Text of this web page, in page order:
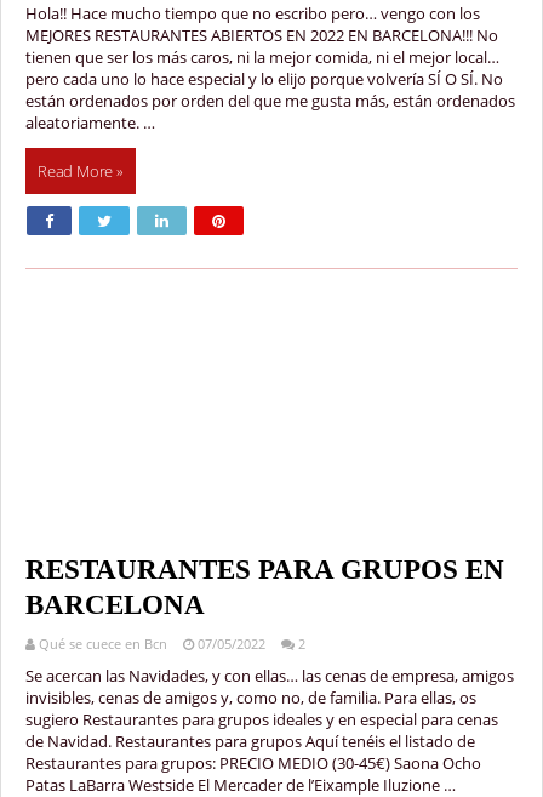
Hola!! Hace mucho tiempo que no escribo pero… vengo con los
MEJORES RESTAURANTES ABIERTOS EN 2022 EN BARCELONA!!! No
tienen que ser los más caros, ni la mejor comida, ni el mejor local…
pero cada uno lo hace especial y lo elijo porque volvería SÍ O SÍ. No
están ordenados por orden del que me gusta más, están ordenados
aleatoriamente. …
Read More »
RESTAURANTES PARA GRUPOS EN
BARCELONA
Qué se cuece en Bcn 07/05/2022 2
Se acercan las Navidades, y con ellas… las cenas de empresa, amigos
invisibles, cenas de amigos y, como no, de familia. Para ellas, os
sugiero Restaurantes para grupos ideales y en especial para cenas
de Navidad. Restaurantes para grupos Aquí tenéis el listado de
Restaurantes para grupos: PRECIO MEDIO (30-45€) Saona Ocho
Patas LaBarra Westside El Mercader de l’Eixample Iluzione …